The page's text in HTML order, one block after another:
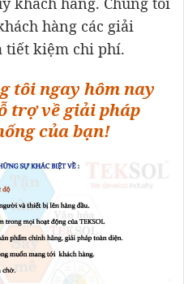
hàng các giải
tiết kiệm chi phí.
tôi ngay hôm nay
trợ về giải pháp
của bạn!